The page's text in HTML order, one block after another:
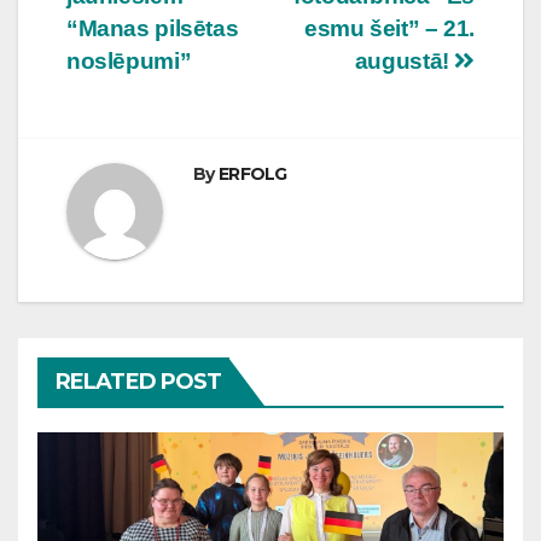
esmu šeit” – 21.
augustā!
“Manas pilsētas
noslēpumi”
ByERFOLG
RELATED POST